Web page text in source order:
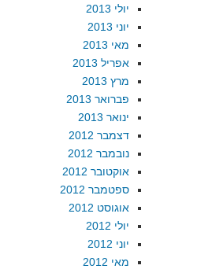
יולי 2013
יוני 2013
מאי 2013
אפריל 2013
מרץ 2013
פברואר 2013
ינואר 2013
דצמבר 2012
נובמבר 2012
אוקטובר 2012
ספטמבר 2012
אוגוסט 2012
יולי 2012
יוני 2012
מאי 2012